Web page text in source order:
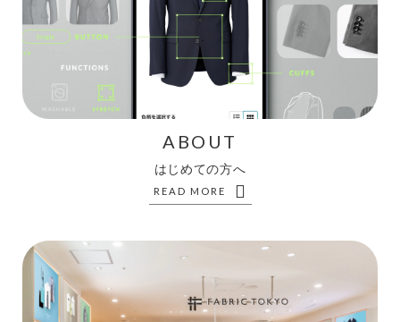
ABOUT
はじめての方へ
READ MORE